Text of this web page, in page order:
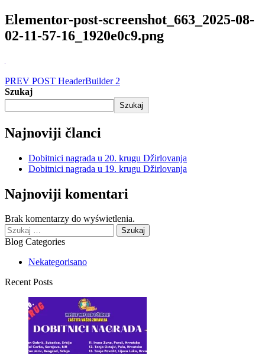
Elementor-post-screenshot_663_2025-08-
02-11-57-16_1920e0c9.png
Nawigacja
wpisu
PREV POST HeaderBuilder 2
Szukaj
Szukaj
Najnoviji članci
Dobitnici nagrada u 20. krugu Džirlovanja
Dobitnici nagrada u 19. krugu Džirlovanja
Najnoviji komentari
Brak komentarzy do wyświetlenia.
Szukaj:
Blog Categories
Nekategorisano
Recent Posts